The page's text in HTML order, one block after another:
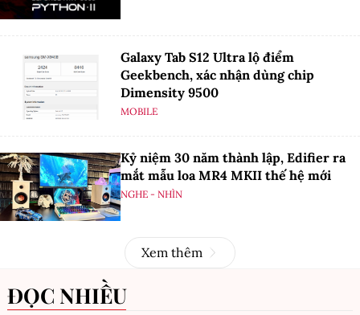
Galaxy Tab S12 Ultra lộ điểm
Geekbench, xác nhận dùng chip
Dimensity 9500
MOBILE
Kỷ niệm 30 năm thành lập, Edifier ra
mắt mẫu loa MR4 MKII thế hệ mới
NGHE - NHÌN
Xem thêm
ĐỌC NHIỀU